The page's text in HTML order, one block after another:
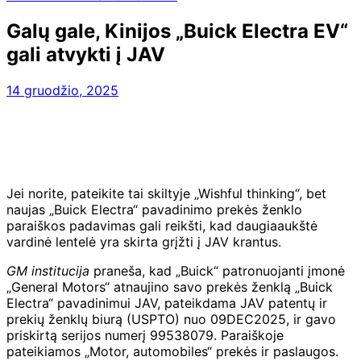
Galų gale, Kinijos „Buick Electra EV“
gali atvykti į JAV
14 gruodžio, 2025
Jei norite, pateikite tai skiltyje „Wishful thinking“, bet
naujas „Buick Electra“ pavadinimo prekės ženklo
paraiškos padavimas gali reikšti, kad daugiaaukštė
vardinė lentelė yra skirta grįžti į JAV krantus.
GM institucija praneša, kad „Buick“ patronuojanti įmonė
„General Motors“ atnaujino savo prekės ženklą „Buick
Electra“ pavadinimui JAV, pateikdama JAV patentų ir
prekių ženklų biurą (USPTO) nuo 09DEC2025, ir gavo
priskirtą serijos numerį 99538079. Paraiškoje
pateikiamos „Motor, automobiles“ prekės ir paslaugos.